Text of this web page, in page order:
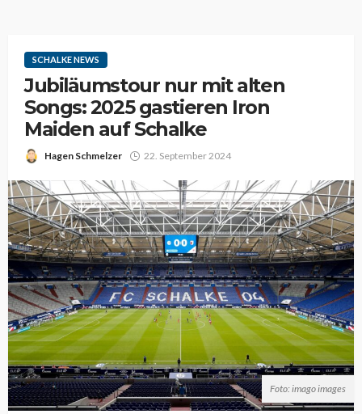
SCHALKE NEWS
Jubiläumstour nur mit alten
Songs: 2025 gastieren Iron
Maiden auf Schalke
Hagen Schmelzer 22. September 2024
Foto: imago images